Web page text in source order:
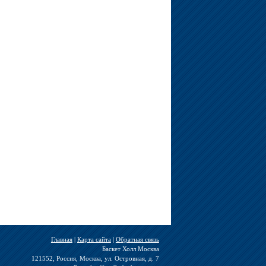
Главная| Карта сайта| Обратная связь
Баскет Холл Москва
121552, Россия, Москва, ул. Островная, д. 7